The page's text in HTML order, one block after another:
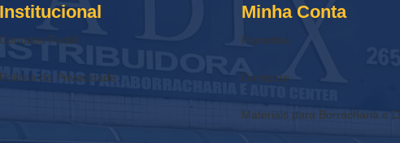
Institucional
Contatos FadiX
Política de Privacidade
Minha Conta
Favoritos
Compare
Materiais para Borracharia e